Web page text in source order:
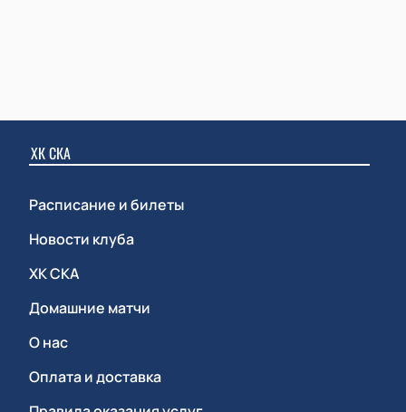
ХК СКА
Расписание и билеты
Новости клуба
ХК СКА
Домашние матчи
О нас
Оплата и доставка